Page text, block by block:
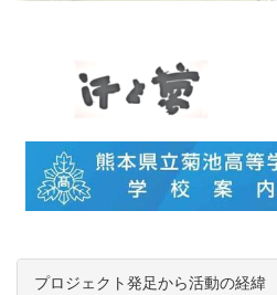
プロジェクト発足から活動の経緯